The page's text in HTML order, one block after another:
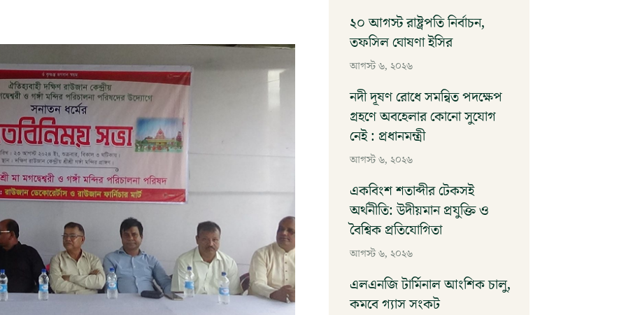
২০ আগস্ট রাষ্ট্রপতি নির্বাচন,
তফসিল ঘোষণা ইসির
আগস্ট ৬, ২০২৬
নদী দূষণ রোধে সমন্বিত পদক্ষেপ
গ্রহণে অবহেলার কোনো সুযোগ
নেই : প্রধানমন্ত্রী
আগস্ট ৬, ২০২৬
একবিংশ শতাব্দীর টেকসই
অর্থনীতি: উদীয়মান প্রযুক্তি ও
বৈশ্বিক প্রতিযোগিতা
আগস্ট ৬, ২০২৬
এলএনজি টার্মিনাল আংশিক চালু,
কমবে গ্যাস সংকট